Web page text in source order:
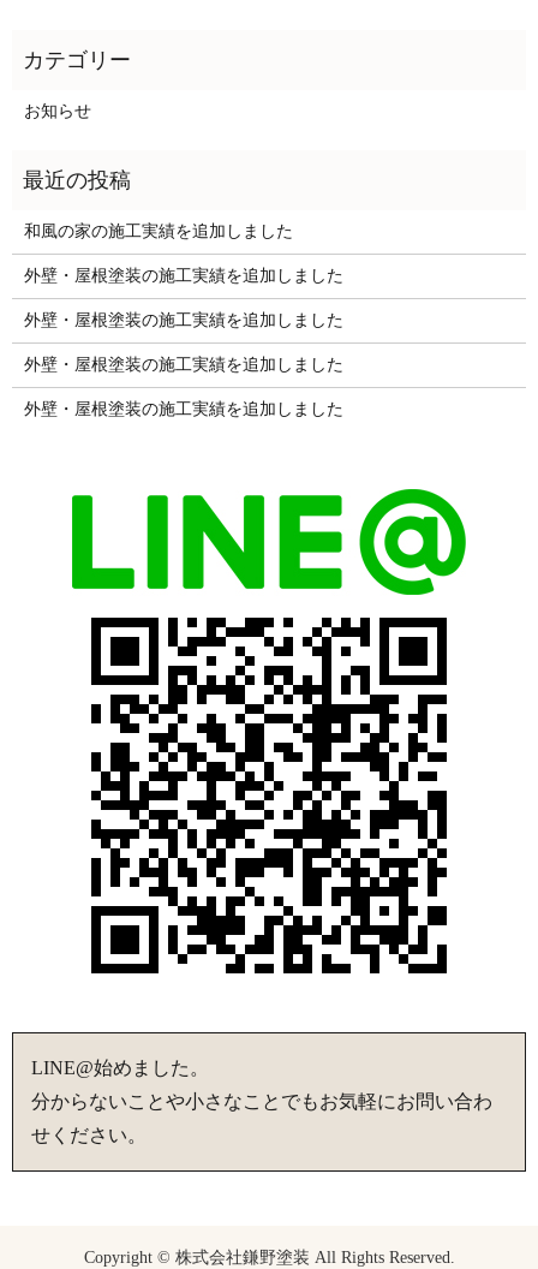
お知らせ
和風の家の施工実績を追加しました
外壁・屋根塗装の施工実績を追加しました
外壁・屋根塗装の施工実績を追加しました
外壁・屋根塗装の施工実績を追加しました
外壁・屋根塗装の施工実績を追加しました
LINE@始めました。
分からないことや小さなことでもお気軽にお問い合わ
せください。
Copyright © 株式会社鎌野塗装 All Rights Reserved.